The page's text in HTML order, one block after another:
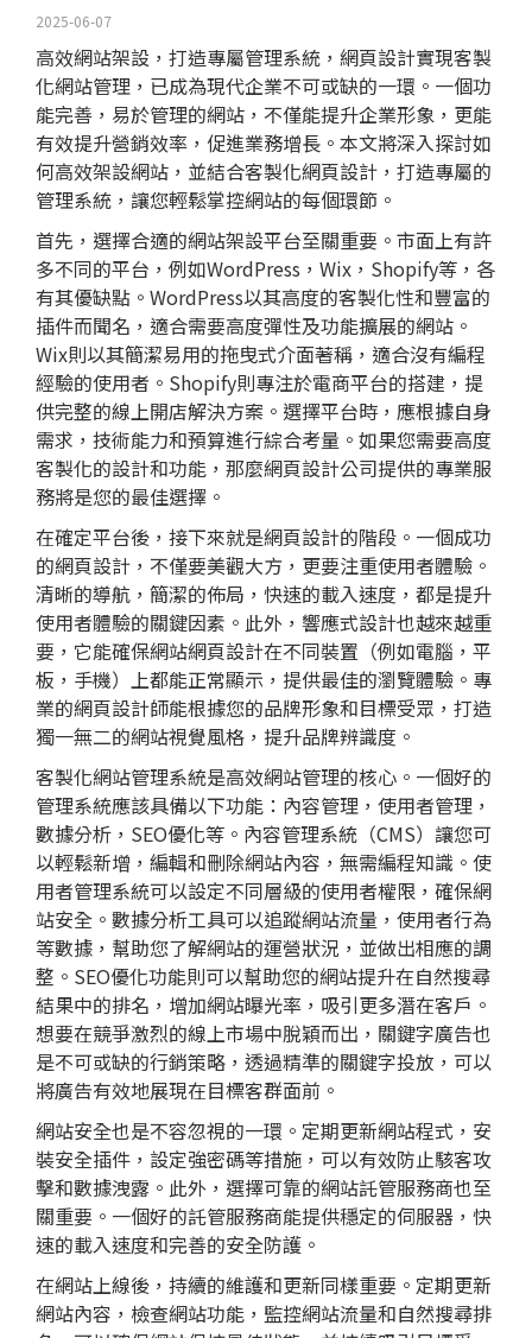
2025-06-07
高效網站架設，打造專屬管理系統， 網頁設計實現客製
化網站管理，已成為現代企業不可或缺的一環。一個功
能完善，易於管理的網站，不僅能提升企業形象，更能
有效提升營銷效率，促進業務增長。本文將深入探討如
何高效架設網站，並結合客製化網頁設計，打造專屬的
管理系統，讓您輕鬆掌控網站的每個環節。
首先，選擇合適的網站架設平台至關重要。市面上有許
多不同的平台，例如WordPress，Wix，Shopify等，各
有其優缺點。WordPress以其高度的客製化性和豐富的
插件而聞名，適合需要高度彈性及功能擴展的網站。
Wix則以其簡潔易用的拖曳式介面著稱，適合沒有編程
經驗的使用者。Shopify則專注於電商平台的搭建，提
供完整的線上開店解決方案。選擇平台時，應根據自身
需求，技術能力和預算進行綜合考量。如果您需要高度
客製化的設計和功能，那麼網頁設計公司提供的專業服
務將是您的最佳選擇。
在確定平台後，接下來就是網頁設計的階段。一個成功
的網頁設計，不僅要美觀大方，更要注重使用者體驗。
清晰的導航，簡潔的佈局，快速的載入速度，都是提升
使用者體驗的關鍵因素。此外，響應式設計也越來越重
要，它能確保網站網頁設計在不同裝置（例如電腦，平
板，手機）上都能正常顯示，提供最佳的瀏覽體驗。專
業的網頁設計師能根據您的品牌形象和目標受眾，打造
獨一無二的網站視覺風格，提升品牌辨識度。
客製化網站管理系統是高效網站管理的核心。一個好的
管理系統應該具備以下功能：內容管理，使用者管理，
數據分析， SEO優化等。內容管理系統（CMS）讓您可
以輕鬆新增，編輯和刪除網站內容，無需編程知識。使
用者管理系統可以設定不同層級的使用者權限，確保網
站安全。數據分析工具可以追蹤網站流量，使用者行為
等數據，幫助您了解網站的運營狀況，並做出相應的調
整。SEO優化功能則可以幫助您的網站提升在自然搜尋
結果中的排名，增加網站曝光率，吸引更多潛在客戶。
想要在競爭激烈的線上市場中脫穎而出， 關鍵字廣告也
是不可或缺的行銷策略，透過精準的關鍵字投放，可以
將廣告有效地展現在目標客群面前。
網站安全也是不容忽視的一環。定期更新網站程式，安
裝安全插件，設定強密碼等措施，可以有效防止駭客攻
擊和數據洩露。此外，選擇可靠的網站託管服務商也至
關重要。一個好的託管服務商能提供穩定的伺服器，快
速的載入速度和完善的安全防護。
在網站上線後，持續的維護和更新同樣重要。定期更新
網站內容，檢查網站功能，監控網站流量和自然搜尋排